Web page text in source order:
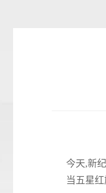
今天,新纪
当五星红